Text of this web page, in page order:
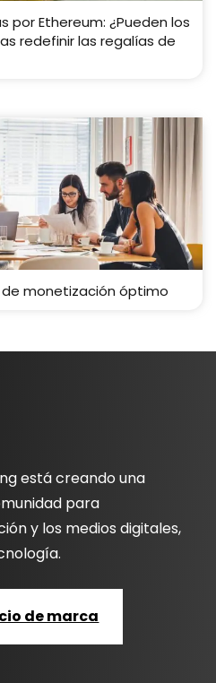
por Ethereum: ¿Pueden los
redefinir las regalías de
monetización óptimo
está creando una
para
y los medios digitales,
de marca